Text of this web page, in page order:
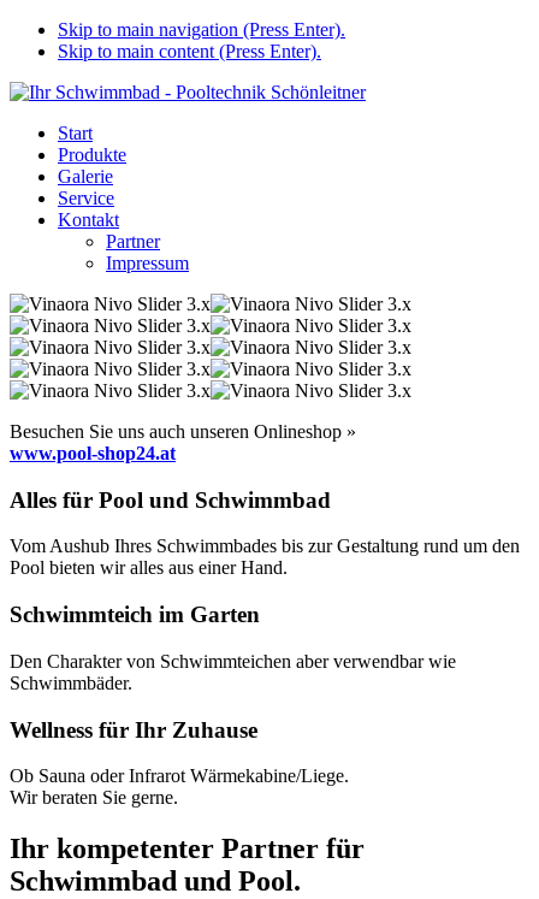
Skip to main navigation (Press Enter).
Skip to main content (Press Enter).
Start
Produkte
Galerie
Service
Kontakt
Partner
Impressum
Besuchen Sie uns auch unseren Onlineshop »
www.pool-shop24.at
Alles für Pool und Schwimmbad
Vom Aushub Ihres Schwimmbades bis zur Gestaltung rund um den
Pool bieten wir alles aus einer Hand.
Schwimmteich im Garten
Den Charakter von Schwimmteichen aber verwendbar wie
Schwimmbäder.
Wellness für Ihr Zuhause
Ob Sauna oder Infrarot Wärmekabine/Liege.
Wir beraten Sie gerne.
Ihr kompetenter Partner für
Schwimmbad und Pool.